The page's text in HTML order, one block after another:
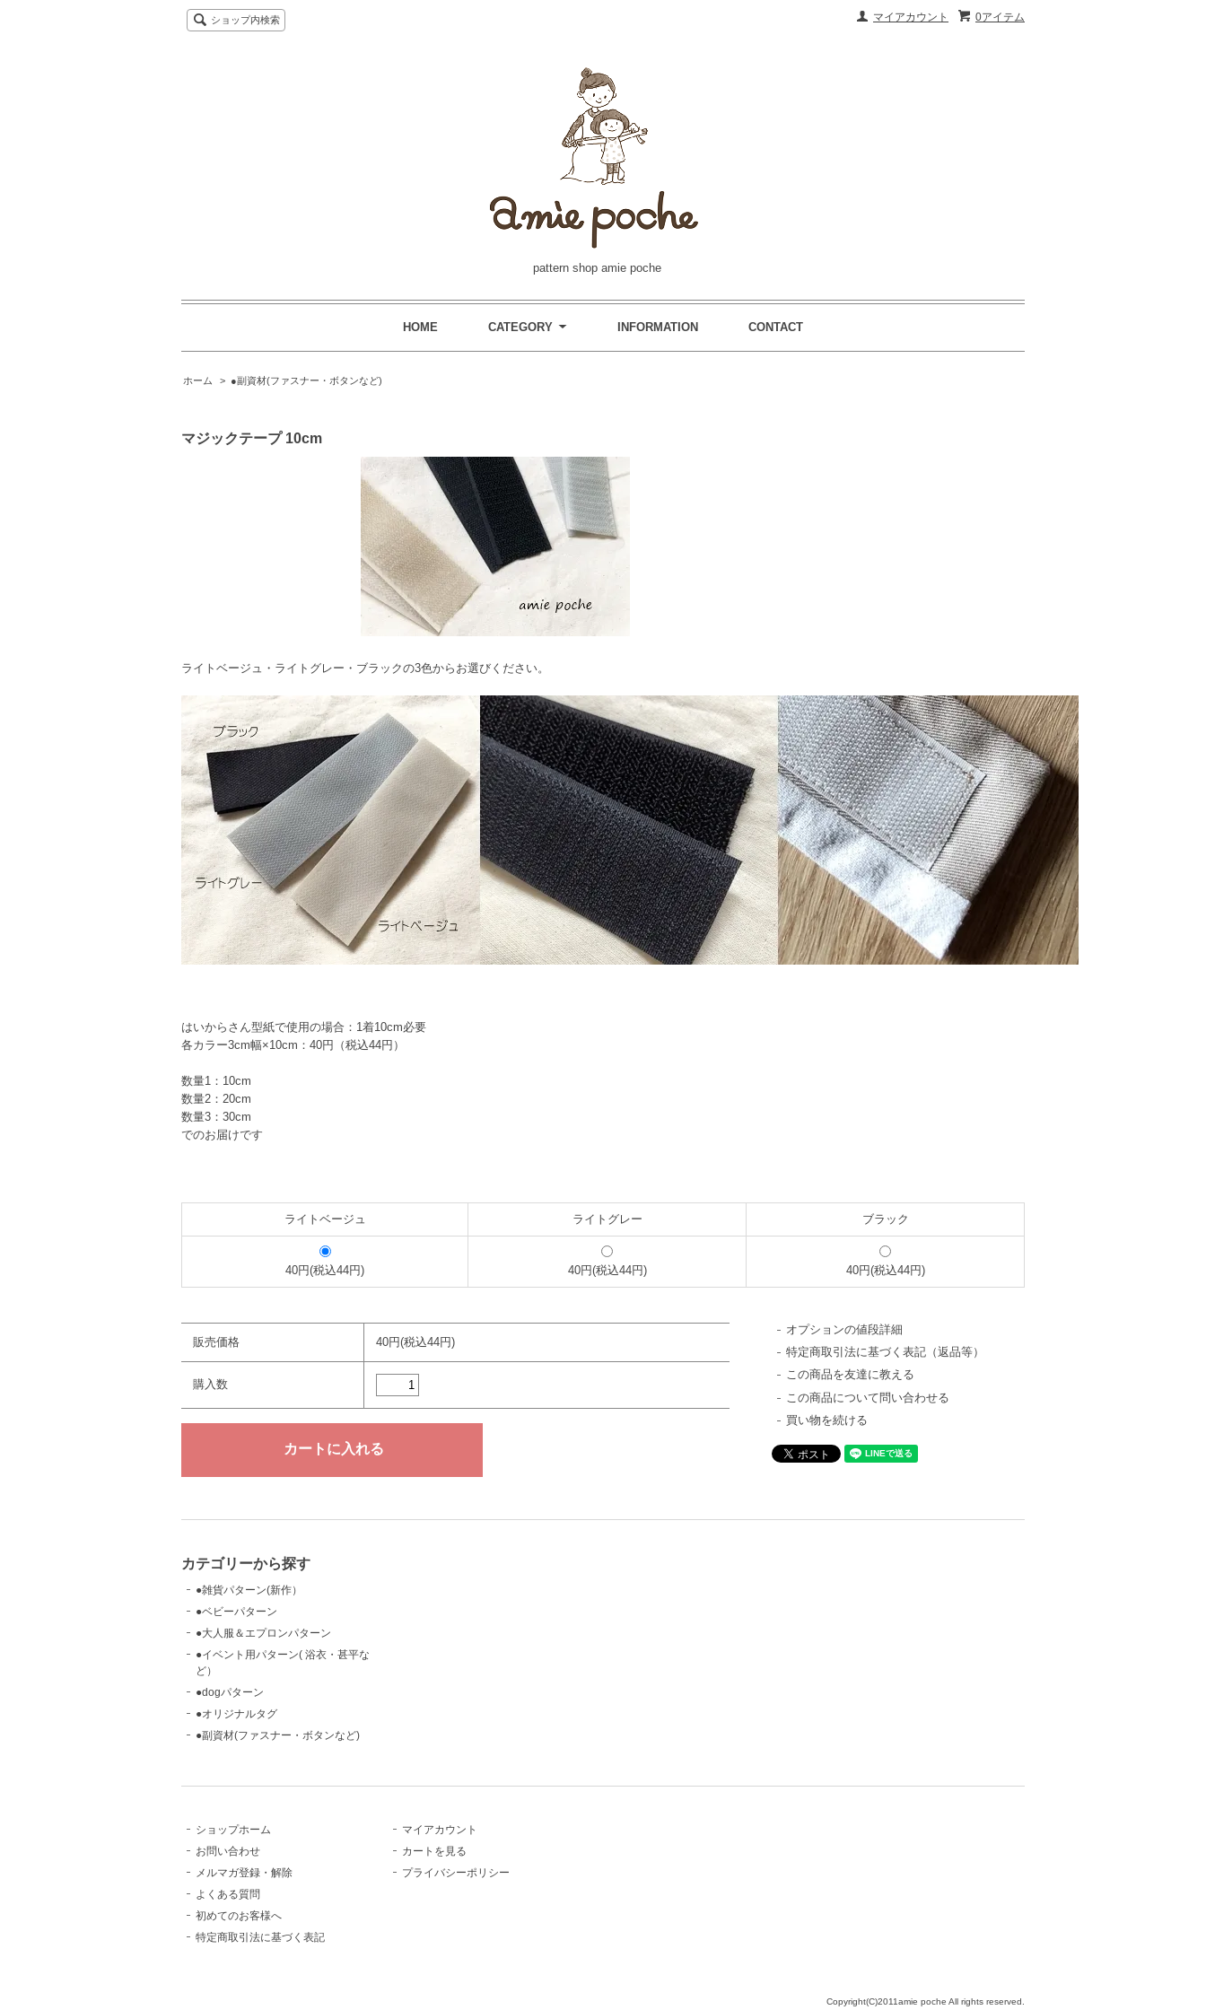
0アイテム
マイアカウント
ショップ内検索
pattern shop amie poche
HOME CATEGORY INFORMATION CONTACT
ホーム > ●副資材(ファスナー・ボタンなど)
マジックテープ 10cm
ライトベージュ・ライトグレー・ブラックの3色からお選びください。
はいからさん型紙で使用の場合：1着10cm必要
各カラー3cm幅×10cm：40円（税込44円）
数量1：10cm
数量2：20cm
数量3：30cm
でのお届けです
ライトベージュ ライトグレー ブラック
40円(税込44円) 40円(税込44円) 40円(税込44円)
販売価格 40円(税込44円)
購入数
オプションの値段詳細
特定商取引法に基づく表記（返品等）
この商品を友達に教える
この商品について問い合わせる
買い物を続ける
カテゴリーから探す
●雑貨パターン(新作）
●ベビーパターン
●大人服＆エプロンパターン
●イベント用パターン( 浴衣・甚平な
ど）
●dogパターン
●オリジナルタグ
●副資材(ファスナー・ボタンなど)
ショップホーム
お問い合わせ
メルマガ登録・解除
よくある質問
初めてのお客様へ
特定商取引法に基づく表記
マイアカウント
カートを見る
プライバシーポリシー
Copyright(C)2011amie poche All rights reserved.